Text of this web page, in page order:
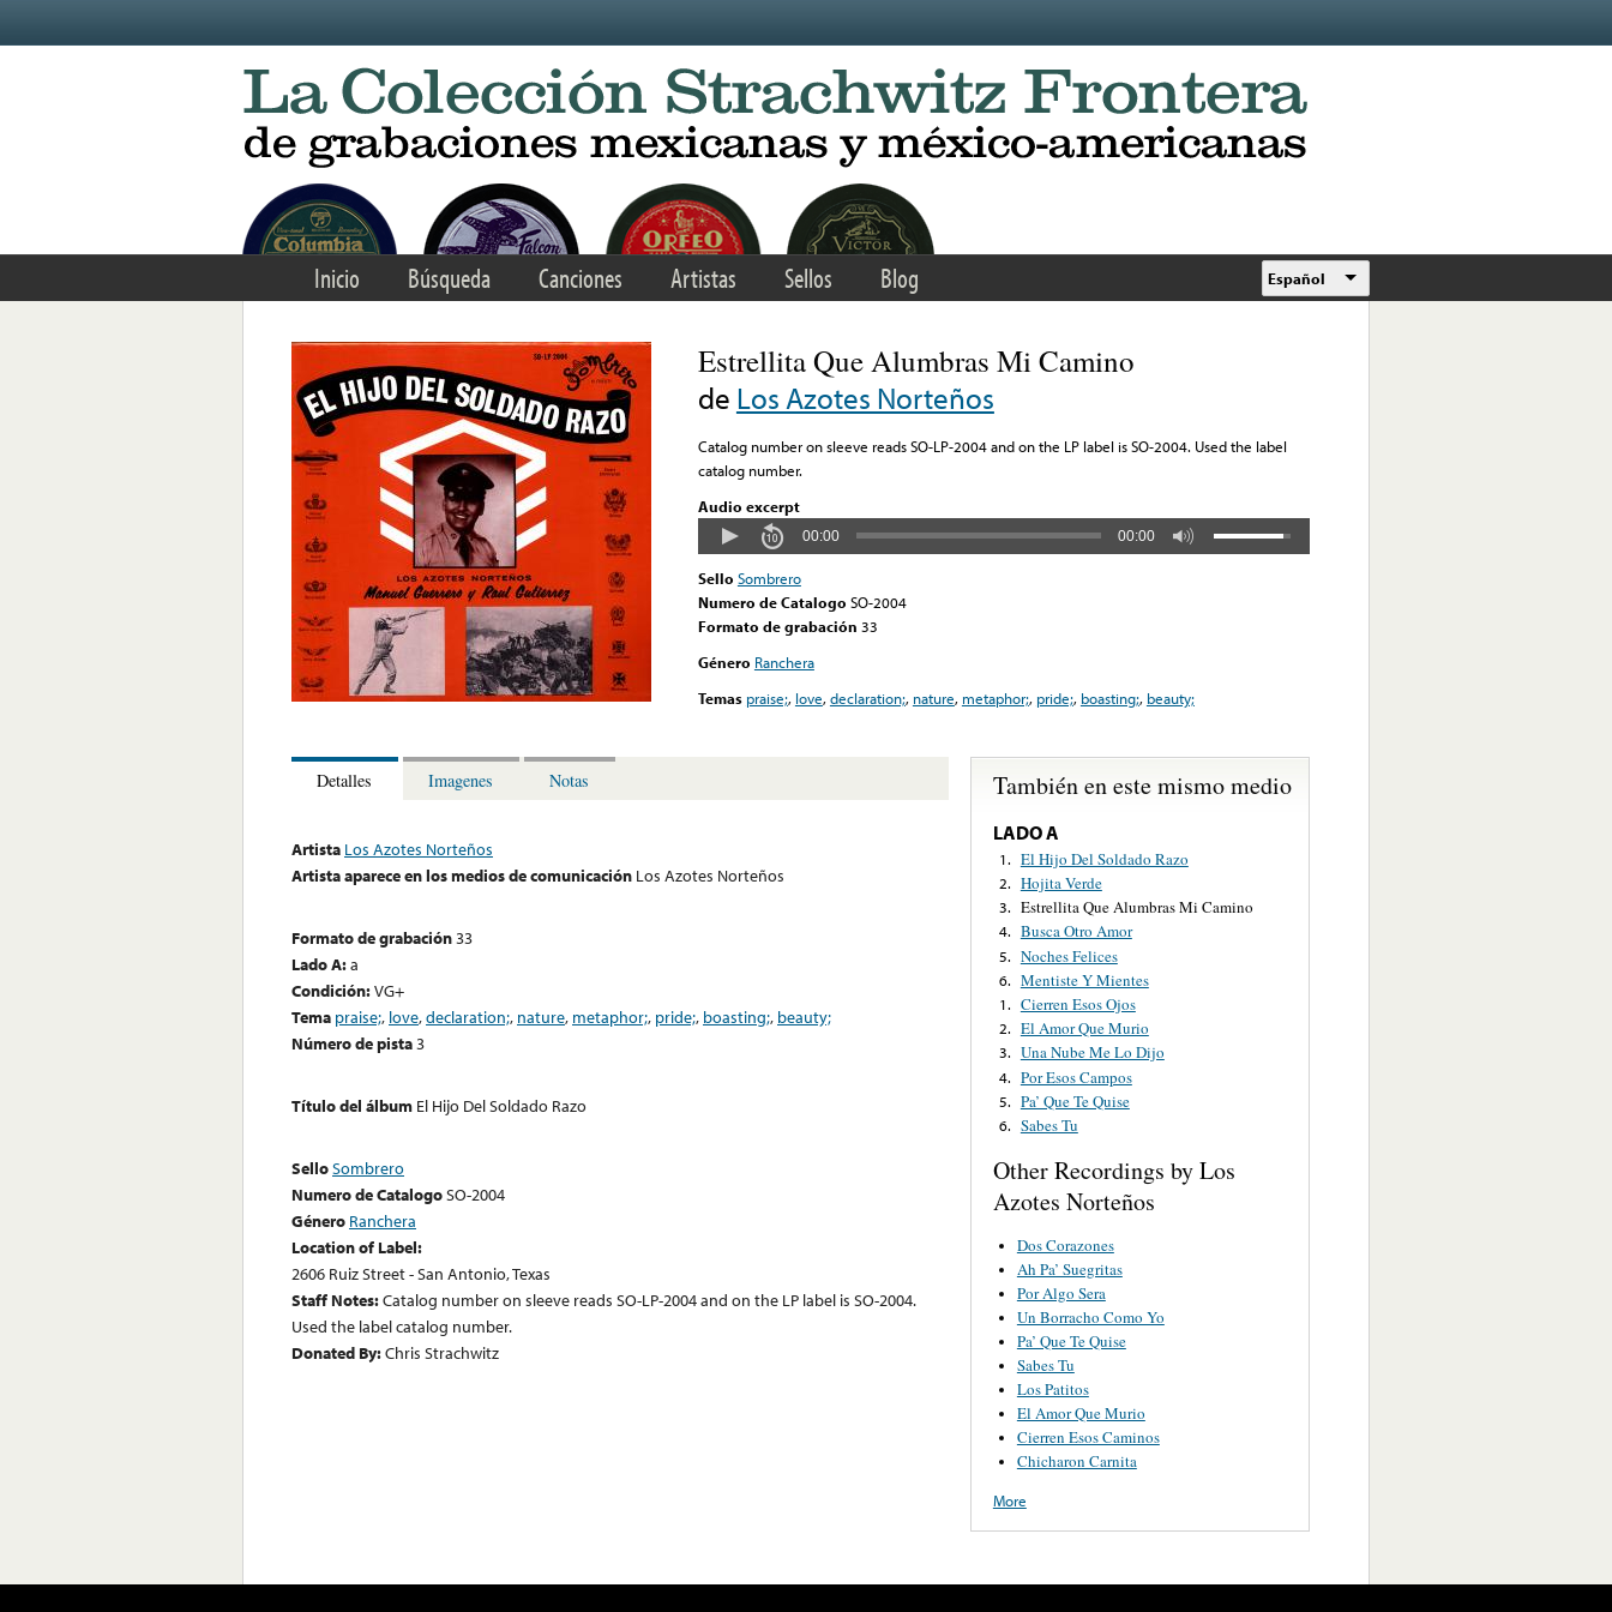
Inicio Búsqueda Canciones Artistas Sellos Blog Español
Estrellita Que Alumbras Mi Camino
de Los Azotes Norteños
Catalog number on sleeve reads SO-LP-2004 and on the LP label is SO-2004. Used the label
catalog number.
Audio excerpt
00:00 00:00
Sello Sombrero
Numero de Catalogo SO-2004
Formato de grabación 33
Género Ranchera
Temas praise;, love,declaration;, nature, metaphor;, pride;, boasting;, beauty;
Detalles Imagenes Notas
Artista Los Azotes Norteños
Artista aparece en los medios de comunicación Los Azotes Norteños
Formato de grabación33
Lado A:a
Condición:VG+
Tema praise;, love,declaration;, nature, metaphor;, pride;, boasting;, beauty;
Número de pista3
Título del álbum El Hijo Del Soldado Razo
SelloSombrero
Numero de CatalogoSO-2004
Género Ranchera
Location of Label:
2606 Ruiz Street - San Antonio, Texas
Staff Notes:Catalog number on sleeve reads SO-LP-2004 and on the LP label is SO-2004.
Used the label catalog number.
Donated By:Chris Strachwitz
También en este mismo medio
LADO A
1. El Hijo Del Soldado Razo
2. Hojita Verde
3. Estrellita Que Alumbras Mi Camino
4. Busca Otro Amor
5. Noches Felices
6. Mentiste Y Mientes
1. Cierren Esos Ojos
2. El Amor Que Murio
3. Una Nube Me Lo Dijo
4. Por Esos Campos
5. Pa’ Que Te Quise
6. Sabes Tu
Other Recordings by Los
Azotes Norteños
Dos Corazones
Ah Pa’ Suegritas
Por Algo Sera
Un Borracho Como Yo
Pa’ Que Te Quise
Sabes Tu
Los Patitos
El Amor Que Murio
Cierren Esos Caminos
Chicharon Carnita
More